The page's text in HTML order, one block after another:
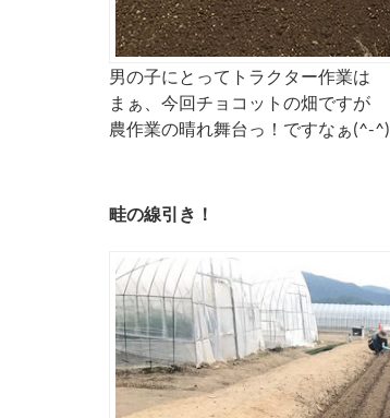
男の子にとってトラクター作業は
まぁ、今回チョコットの畑ですが
農作業の晴れ舞台っ！ですなぁ(^-^)
畦の線引き！